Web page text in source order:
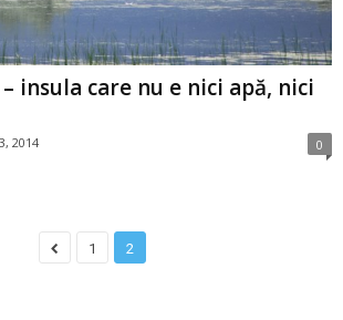
insula care nu e nici apă, nici
2014 0
1 2